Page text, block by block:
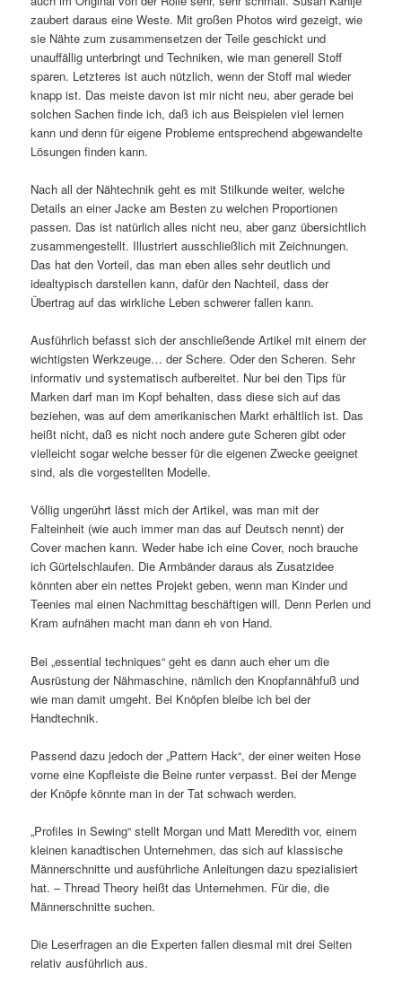
zaubert daraus eine Weste. Mit großen Photos wird gezeigt, wie
sie Nähte zum zusammensetzen der Teile geschickt und
unauffällig unterbringt und Techniken, wie man generell Stoff
sparen. Letzteres ist auch nützlich, wenn der Stoff mal wieder
knapp ist. Das meiste davon ist mir nicht neu, aber gerade bei
solchen Sachen finde ich, daß ich aus Beispielen viel lernen
kann und denn für eigene Probleme entsprechend abgewandelte
Lösungen finden kann.
Nach all der Nähtechnik geht es mit Stilkunde weiter, welche
Details an einer Jacke am Besten zu welchen Proportionen
passen. Das ist natürlich alles nicht neu, aber ganz übersichtlich
zusammengestellt. Illustriert ausschließlich mit Zeichnungen.
Das hat den Vorteil, das man eben alles sehr deutlich und
idealtypisch darstellen kann, dafür den Nachteil, dass der
Übertrag auf das wirkliche Leben schwerer fallen kann.
Ausführlich befasst sich der anschließende Artikel mit einem der
wichtigsten Werkzeuge… der Schere. Oder den Scheren. Sehr
informativ und systematisch aufbereitet. Nur bei den Tips für
Marken darf man im Kopf behalten, dass diese sich auf das
beziehen, was auf dem amerikanischen Markt erhältlich ist. Das
heißt nicht, daß es nicht noch andere gute Scheren gibt oder
vielleicht sogar welche besser für die eigenen Zwecke geeignet
sind, als die vorgestellten Modelle.
Völlig ungerührt lässt mich der Artikel, was man mit der
Falteinheit (wie auch immer man das auf Deutsch nennt) der
Cover machen kann. Weder habe ich eine Cover, noch brauche
ich Gürtelschlaufen. Die Armbänder daraus als Zusatzidee
könnten aber ein nettes Projekt geben, wenn man Kinder und
Teenies mal einen Nachmittag beschäftigen will. Denn Perlen und
Kram aufnähen macht man dann eh von Hand.
Bei „essential techniques“ geht es dann auch eher um die
Ausrüstung der Nähmaschine, nämlich den Knopfannähfuß und
wie man damit umgeht. Bei Knöpfen bleibe ich bei der
Handtechnik.
Passend dazu jedoch der „Pattern Hack“, der einer weiten Hose
vorne eine Kopfleiste die Beine runter verpasst. Bei der Menge
der Knöpfe könnte man in der Tat schwach werden.
„Profiles in Sewing“ stellt Morgan und Matt Meredith vor, einem
kleinen kanadtischen Unternehmen, das sich auf klassische
Männerschnitte und ausführliche Anleitungen dazu spezialisiert
hat. – Thread Theory heißt das Unternehmen. Für die, die
Männerschnitte suchen.
Die Leserfragen an die Experten fallen diesmal mit drei Seiten
relativ ausführlich aus.